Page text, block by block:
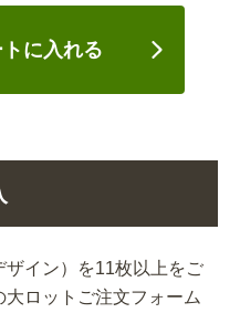
トに入れる
ザイン）を11枚以上をご
ロットご注文フォーム